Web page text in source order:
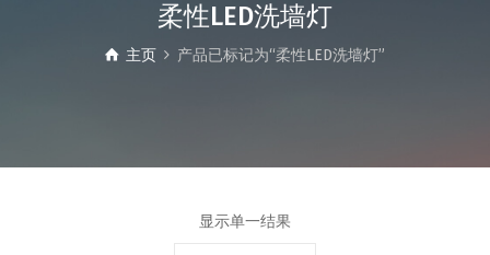
柔性LED洗墙灯
主页 产品已标记为“柔性LED洗墙灯”
显示单一结果